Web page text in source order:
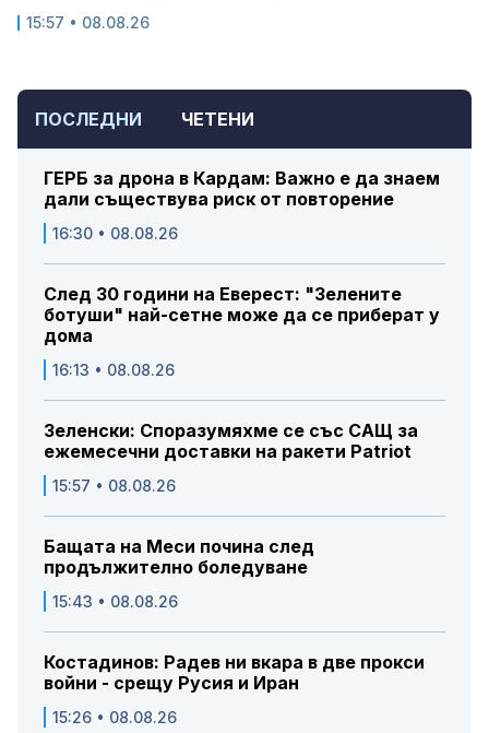
ПОСЛЕДНИ ЧЕТЕНИ
ГЕРБ за дрона в Кардам: Важно е да знаем
дали съществува риск от повторение
16:30 • 08.08.26
След 30 години на Еверест: "Зелените
ботуши" най-сетне може да се приберат у
дома
16:13 • 08.08.26
Зеленски: Споразумяхме се със САЩ за
ежемесечни доставки на ракети Patriot
15:57 • 08.08.26
Бащата на Меси почина след
продължително боледуване
15:43 • 08.08.26
Костадинов: Радев ни вкара в две прокси
войни - срещу Русия и Иран
15:26 • 08.08.26
15:57 • 08.08.26